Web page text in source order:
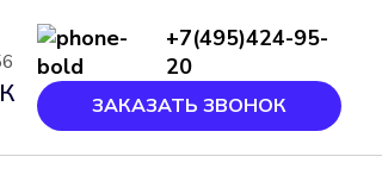
+7(495)424-95-
20
ЗАКАЗАТЬ ЗВОНОК